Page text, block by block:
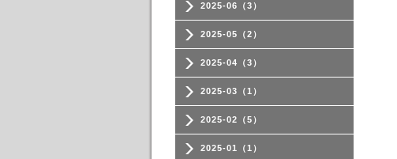
2025-06（3）
2025-05（2）
2025-04（3）
2025-03（1）
2025-02（5）
2025-01（1）